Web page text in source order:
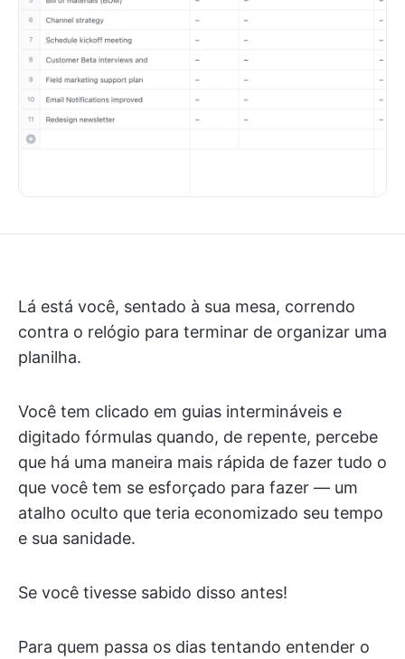
Lá está você, sentado à sua mesa, correndo
contra o relógio para terminar de organizar uma
planilha.
Você tem clicado em guias intermináveis e
digitado fórmulas quando, de repente, percebe
que há uma maneira mais rápida de fazer tudo o
que você tem se esforçado para fazer — um
atalho oculto que teria economizado seu tempo
e sua sanidade.
Se você tivesse sabido disso antes!
Para quem passa os dias tentando entender o